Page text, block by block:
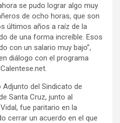
se pudo lograr algo muy
de ocho horas, que son
últimos años a raíz de la
de una forma increíble. Esos
con un salario muy bajo”,
diálogo con el programa
del Sindicato de
Santa Cruz, junto al
fue paritario en la
cerrar un acuerdo en el que